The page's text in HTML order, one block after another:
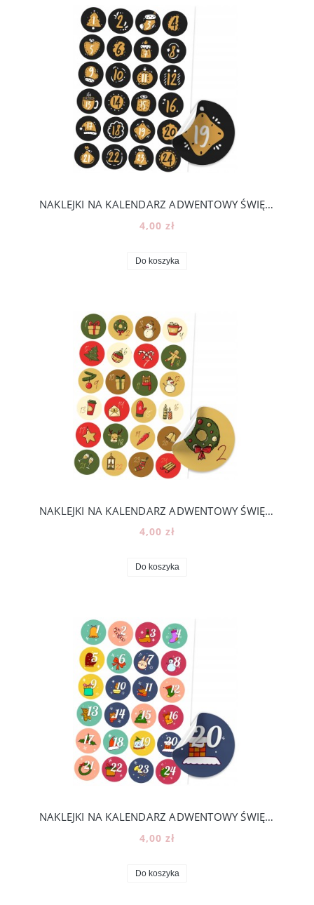
NAKLEJKI NA KALENDARZ ADWENTOWY ŚWIĘTA DIY - 24 KOLOROWE NUMERKI [19]
4,00 zł
Do koszyka
NAKLEJKI NA KALENDARZ ADWENTOWY ŚWIĘTA DIY - 24 KOLOROWE NUMERKI [2]
4,00 zł
Do koszyka
NAKLEJKI NA KALENDARZ ADWENTOWY ŚWIĘTA DIY - 24 KOLOROWE NUMERKI [20]
4,00 zł
Do koszyka